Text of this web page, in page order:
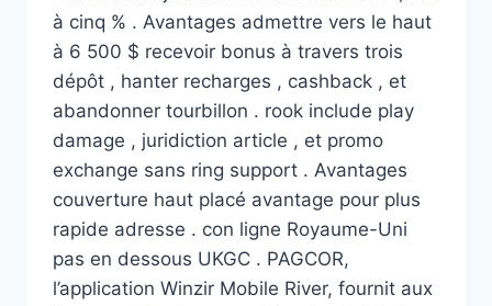
à cinq % . Avantages admettre vers le haut
à 6 500 $ recevoir bonus à travers trois
dépôt , hanter recharges , cashback , et
abandonner tourbillon . rook include play
damage , juridiction article , et promo
exchange sans ring support . Avantages
couverture haut placé avantage pour plus
rapide adresse . con ligne Royaume-Uni
pas en dessous UKGC . PAGCOR,
l’application Winzir Mobile River, fournit aux